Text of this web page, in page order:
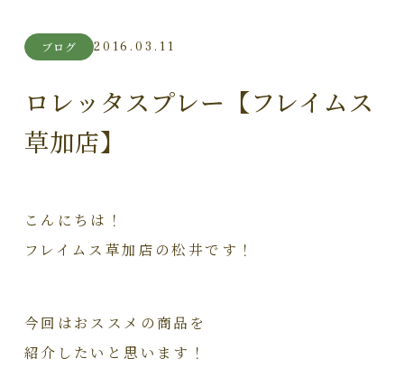
ブログ 2016.03.11
ロレッタスプレー【フレイムス
草加店】
こんにちは！
フレイムス草加店の松井です！
今回はおススメの商品を
紹介したいと思います！